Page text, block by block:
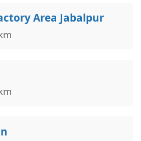
Area Jabalpur